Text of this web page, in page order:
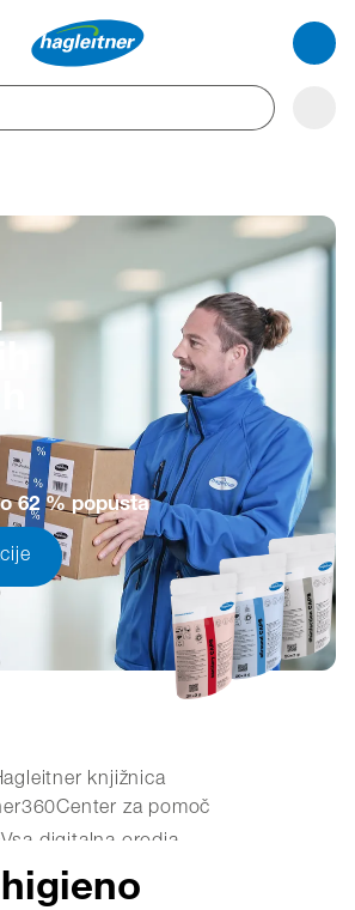
62 % popusta
knjižnica
Center za pomoč
Vsa digitalna orodja